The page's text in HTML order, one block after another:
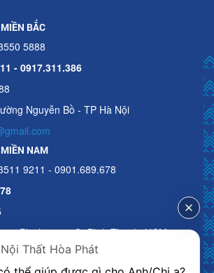
BẮC
5888
- 0917.311.386
Nguyễn Bồ - TP Hà Nội
NAM
9211 - 0901.689.678
Phường 15, Q. Bình Thạnh, HCM
Nội Thất Hòa Phát